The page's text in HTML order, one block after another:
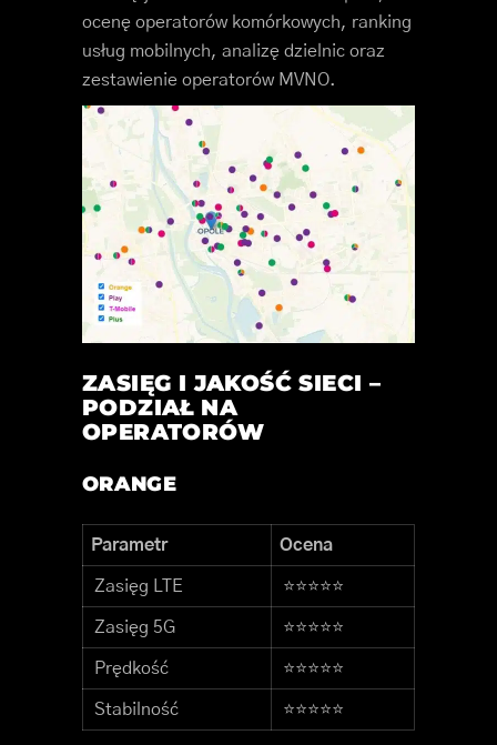
ocenę operatorów komórkowych, ranking
usług mobilnych, analizę dzielnic oraz
zestawienie operatorów MVNO.
ZASIĘG I JAKOŚĆ SIECI –
PODZIAŁ NA
OPERATORÓW
ORANGE
Parametr Ocena
Zasięg LTE ⭐⭐⭐⭐⭐
Zasięg 5G ⭐⭐⭐⭐⭐
Prędkość ⭐⭐⭐⭐⭐
Stabilność ⭐⭐⭐⭐⭐